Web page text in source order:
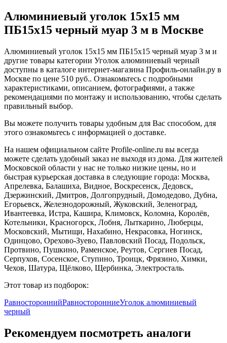
Алюминиевый уголок 15х15 мм
ПБ15х15 черный муар 3 м в Москве
Алюминиевый уголок 15х15 мм ПБ15х15 черный муар 3 м и
другие товары категории Уголок алюминиевый черный
доступны в каталоге интернет-магазина Профиль-онлайн.ру в
Москве по цене 510 руб.. Ознакомьтесь с подробными
характеристиками, описанием, фотографиями, а также
рекомендациями по монтажу и использованию, чтобы сделать
правильный выбор.
Вы можете получить товары удобным для Вас способом, для
этого ознакомьтесь с информацией о доставке.
На нашем официальном сайте Profile-online.ru вы всегда
можете сделать удобный заказ не выходя из дома. Для жителей
Московской области у нас не только низкие цены, но и
быстрая курьерская доставка в следующие города: Москва,
Апрелевка, Балашиха, Видное, Воскресенск, Дедовск,
Дзержинский, Дмитров, Долгопрудный, Домодедово, Дубна,
Егорьевск, Железнодорожный, Жуковский, Зеленоград,
Ивантеевка, Истра, Кашира, Климовск, Коломна, Королёв,
Котельники, Красногорск, Лобня, Лыткарино, Люберцы,
Московский, Мытищи, Нахабино, Некрасовка, Ногинск,
Одинцово, Орехово-Зуево, Павловский Посад, Подольск,
Протвино, Пушкино, Раменское, Реутов, Сергиев Посад,
Серпухов, Сосенское, Ступино, Троицк, Фрязино, Химки,
Чехов, Шатура, Щёлково, Щербинка, Электросталь.
Этот товар из подборок:
РавностороннийРавносторонниеУголок алюминиевый
черный
Рекомендуем посмотреть аналоги